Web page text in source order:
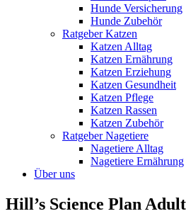
Hunde Versicherung
Hunde Zubehör
Ratgeber Katzen
Katzen Alltag
Katzen Ernährung
Katzen Erziehung
Katzen Gesundheit
Katzen Pflege
Katzen Rassen
Katzen Zubehör
Ratgeber Nagetiere
Nagetiere Alltag
Nagetiere Ernährung
Über uns
Hill’s Science Plan